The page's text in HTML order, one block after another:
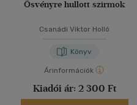
Ösvényre hullott szirmok
Csanádi Viktor Holló
Könyv
Árinformációk
Kiadói ár: 2 300 Ft